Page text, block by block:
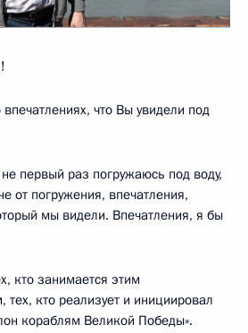
что Вы увидели под
первый раз погружаюсь под воду,
от погружения, впечатления,
мы видели. Впечатления, я бы
кто занимается этим
кто реализует и инициировал
кораблям Великой Победы».